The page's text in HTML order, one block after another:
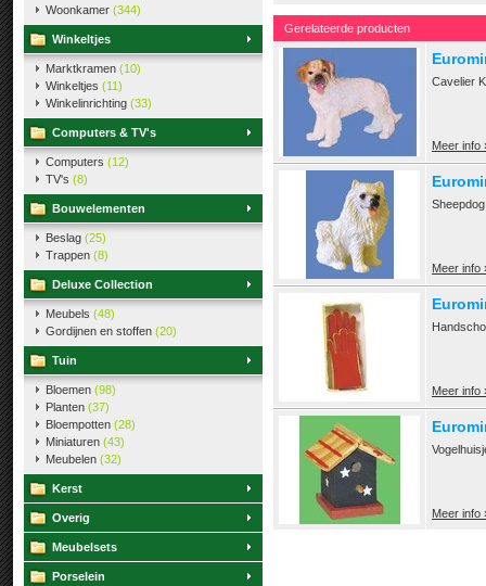
Woonkamer (344)
Winkeltjes
Marktkramen (10)
Winkeltjes (11)
Winkelinrichting (33)
Computers & TV's
Computers (12)
TV's (8)
Bouwelementen
Beslag (25)
Trappen (8)
Deluxe Collection
Meubels (48)
Gordijnen en stoffen (20)
Tuin
Bloemen (98)
Planten (37)
Bloempotten (28)
Miniaturen (43)
Meubelen (32)
Kerst
Overig
Meubelsets
Porselein
Gerelateerde producten
Cavelier
Meer info
Meer info
Meer info
Meer info